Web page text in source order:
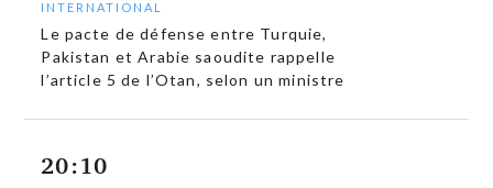
INTERNATIONAL
Le pacte de défense entre Turquie,
Pakistan et Arabie saoudite rappelle
l’article 5 de l’Otan, selon un ministre
20:10